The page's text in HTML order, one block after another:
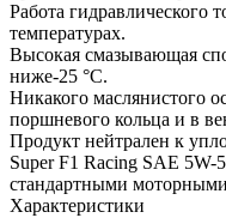
Работа гидравлического
температурах.
Высокая смазывающая
ниже-25 °C.
Никакого маслянистого
поршневого кольца и в
Продукт нейтрален к
Super F1 Racing SAE 5W-
стандартными
Характеристики